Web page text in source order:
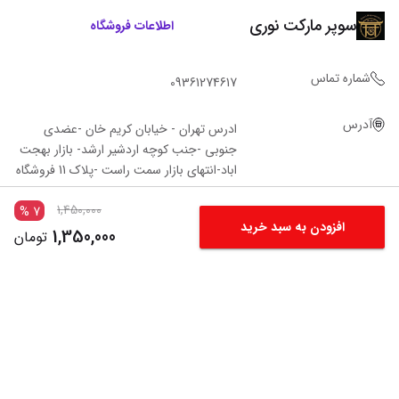
افزودن به سبد خرید
1,450,000
7
%
1,350,000 تومان
سوپر مارکت نوری اطلاعات فروشگاه
شماره تماس 09361274617
آدرس
ادرس تهران - خیابان کریم خان -عضدی
جنوبی -جنب کوچه اردشیر ارشد- بازار بهجت
اباد-انتهای بازار سمت راست -پلاک 11 فروشگاه‌
نوری